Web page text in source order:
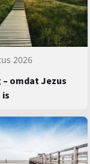
2026
– omdat Jezus
is